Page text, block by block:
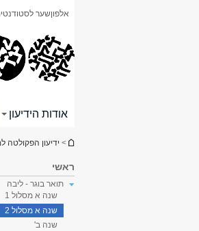
עליון
ראשי אלפוןשער
אודות הידיעון
הינך נמצא כאן
> ידיעון הפקולטה
ראשי
תואר בוגר - ליבה
שנה א מסלול 1
שנה א מסלול 2
שנה ב'